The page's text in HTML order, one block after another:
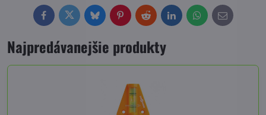
FacebookTwitterBlueskyPinterestReddit LinkedInWhatsApp
E-
mail
Najpredávanejšie produkty